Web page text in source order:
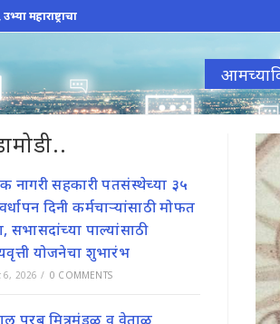
महाराष्ट्राचा
नागरी सहकारी पतसंस्थेच्या ३५
दिनी कर्मचाऱ्यांसाठी मोफत
सभासदांच्या पाल्यांसाठी
योजनेचा शुभारंभ
2026 / 0 COMMENTS
परब मित्रमंडळ व वेताळ